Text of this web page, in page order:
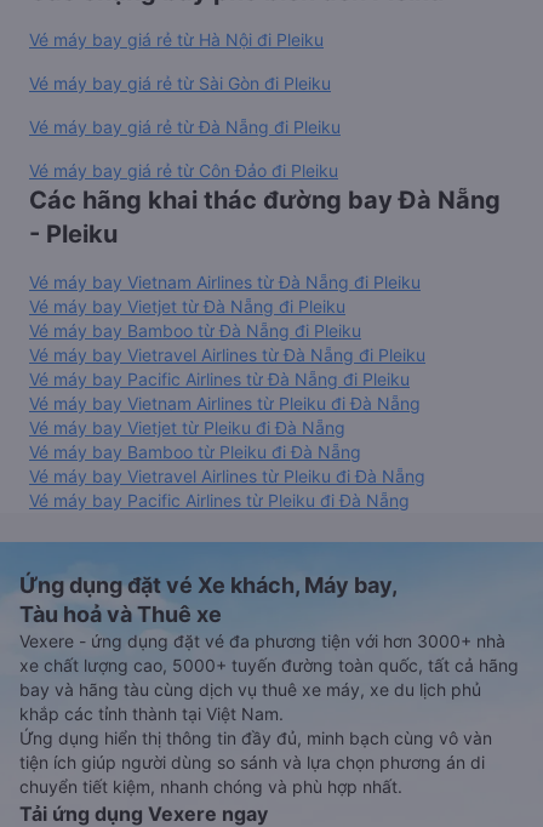
Vé máy bay giá rẻ từ Hà Nội đi Pleiku
Vé máy bay giá rẻ từ Sài Gòn đi Pleiku
Vé máy bay giá rẻ từ Đà Nẵng đi Pleiku
Vé máy bay giá rẻ từ Côn Đảo đi Pleiku
Các hãng khai thác đường bay Đà Nẵng
- Pleiku
Vé máy bay Vietnam Airlines từ Đà Nẵng đi Pleiku
Vé máy bay Vietjet từ Đà Nẵng đi Pleiku
Vé máy bay Bamboo từ Đà Nẵng đi Pleiku
Vé máy bay Vietravel Airlines từ Đà Nẵng đi Pleiku
Vé máy bay Pacific Airlines từ Đà Nẵng đi Pleiku
Vé máy bay Vietnam Airlines từ Pleiku đi Đà Nẵng
Vé máy bay Vietjet từ Pleiku đi Đà Nẵng
Vé máy bay Bamboo từ Pleiku đi Đà Nẵng
Vé máy bay Vietravel Airlines từ Pleiku đi Đà Nẵng
Vé máy bay Pacific Airlines từ Pleiku đi Đà Nẵng
Ứng dụng đặt vé Xe khách, Máy bay,
Tàu hoả và Thuê xe
Vexere - ứng dụng đặt vé đa phương tiện với hơn 3000+ nhà
xe chất lượng cao, 5000+ tuyến đường toàn quốc, tất cả hãng
bay và hãng tàu cùng dịch vụ thuê xe máy, xe du lịch phủ
khắp các tỉnh thành tại Việt Nam.
Ứng dụng hiển thị thông tin đầy đủ, minh bạch cùng vô vàn
tiện ích giúp người dùng so sánh và lựa chọn phương án di
chuyển tiết kiệm, nhanh chóng và phù hợp nhất.
Tải ứng dụng Vexere ngay